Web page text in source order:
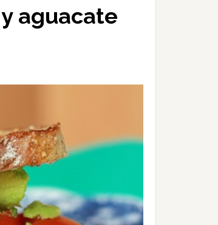
aguacate